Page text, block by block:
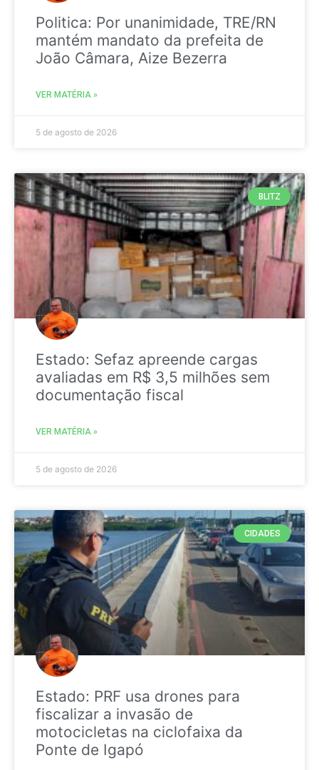
Politica: Por unanimidade, TRE/RN
mantém mandato da prefeita de
João Câmara, Aize Bezerra
VER MATÉRIA »
5 de agosto de 2026
BLITZ
Estado: Sefaz apreende cargas
avaliadas em R$ 3,5 milhões sem
documentação fiscal
VER MATÉRIA »
5 de agosto de 2026
CIDADES
Estado: PRF usa drones para
fiscalizar a invasão de
motocicletas na ciclofaixa da
Ponte de Igapó